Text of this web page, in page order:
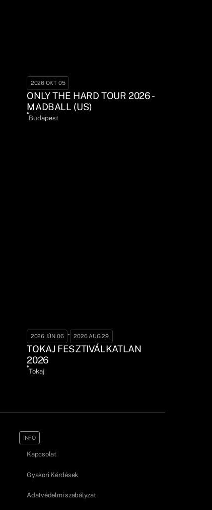
2026 OKT 05
ONLY THE HARD TOUR 2026 -
MADBALL (US)
Budapest
2026 JÚN 06 - 2026 AUG 29
TOKAJ FESZTIVÁLKATLAN
2026
Tokaj
INFO
Kapcsolat
Gyakori Kérdések
Adatvédelmi szabályzat